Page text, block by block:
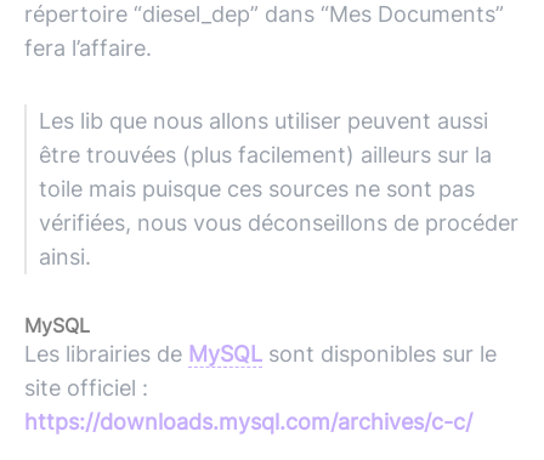
répertoire “diesel_dep” dans “Mes Documents”
fera l’affaire.
Les lib que nous allons utiliser peuvent aussi
être trouvées (plus facilement) ailleurs sur la
toile mais puisque ces sources ne sont pas
vérifiées, nous vous déconseillons de procéder
ainsi.
MySQL
Les librairies de MySQL sont disponibles sur le
site officiel :
https://downloads.mysql.com/archives/c-c/